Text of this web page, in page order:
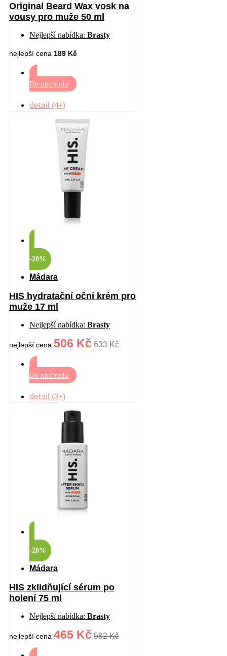
Original Beard Wax vosk na
vousy pro muže 50 ml
Nejlepší nabídka: Brasty
nejlepší cena 189 Kč
Do obchodu
detail (4+)
-20%
Mádara
HIS hydratační oční krém pro
muže 17 ml
Nejlepší nabídka: Brasty
nejlepší cena 506 Kč 633 Kč
Do obchodu
detail (3+)
-20%
Mádara
HIS zklidňující sérum po
holení 75 ml
Nejlepší nabídka: Brasty
nejlepší cena 465 Kč 582 Kč